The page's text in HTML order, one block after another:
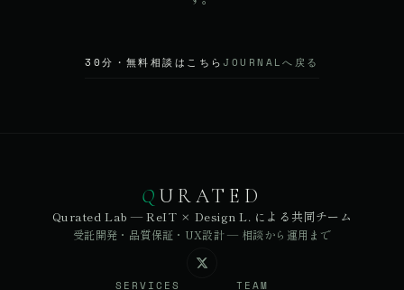
30分・無料相談はこちらJOURNALへ戻る
Q URATED
Qurated Lab — ReIT × Design L. による共同チーム
受託開発・品質保証・UX設計 — 相談から運用まで
SERVICES TEAM